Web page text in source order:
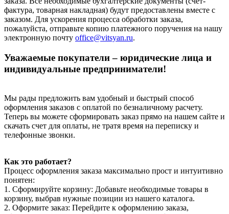
фактура, товарная накладная) будут предоставлены вместе с
заказом. Для ускорения процесса обработки заказа,
пожалуйста, отправьте копию платежного поручения на нашу
электронную почту office@vitsyan.ru.
Уважаемые покупатели – юридические лица и
индивидуальные предприниматели!
Мы рады предложить вам удобный и быстрый способ
оформления заказов с оплатой по безналичному расчету.
Теперь вы можете сформировать заказ прямо на нашем сайте и
скачать счет для оплаты, не тратя время на переписку и
телефонные звонки.
Как это работает?
Процесс оформления заказа максимально прост и интуитивно
понятен:
1. Сформируйте корзину: Добавьте необходимые товары в
корзину, выбрав нужные позиции из нашего каталога.
2. Оформите заказ: Перейдите к оформлению заказа,